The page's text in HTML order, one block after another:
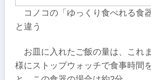
コノコの「ゆっくり食べれる食
と違う
お皿に入れたご飯の量は、これ
様にストップウォッチで食事時間